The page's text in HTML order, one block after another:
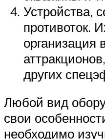
Устройства,
противоток.
организация
других
Любой вид
свои
необходимо